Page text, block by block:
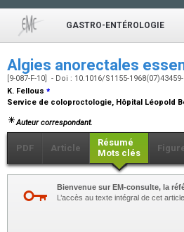
GASTRO-ENTÉROLOGIE
Algies anorectales
[9-087-F-10] - Doi : 10.1016/S1155-
K. Fellous ⁎
Service de coloproctologie, Hôpital Léopold
Auteur correspondant.
PDF Article
Résumé
Mots clés
Bienvenue sur EM-consulte, la
L’accès au texte intégral de cet